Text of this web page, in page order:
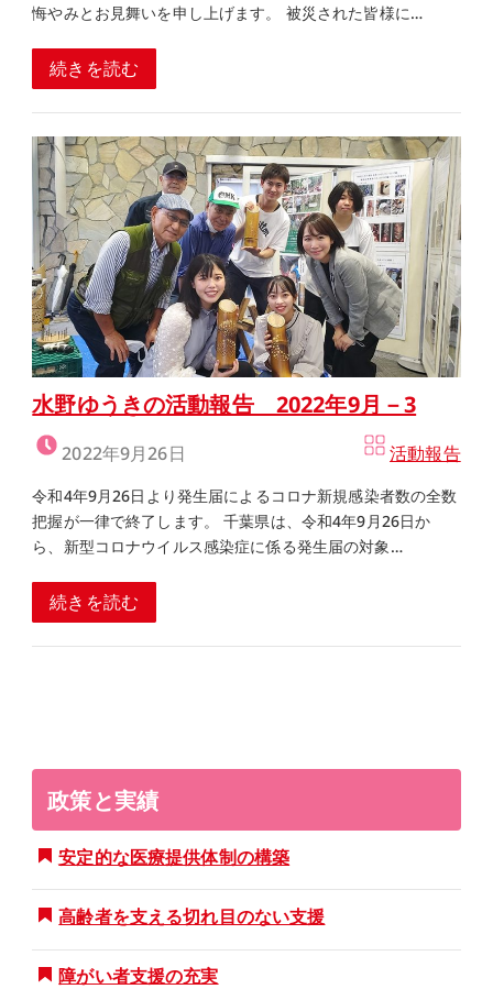
悔やみとお見舞いを申し上げます。 被災された皆様に…
続きを読む
水野ゆうきの活動報告 2022年9月－3
2022年9月26日 活動報告
令和4年9月26日より発生届によるコロナ新規感染者数の全数
把握が一律で終了します。 千葉県は、令和4年9月26日か
ら、新型コロナウイルス感染症に係る発生届の対象…
続きを読む
政策と実績
安定的な医療提供体制の構築
高齢者を支える切れ目のない支援
障がい者支援の充実